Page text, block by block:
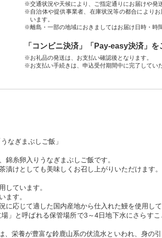
※交通状況や天候により、ご指定通りにお届けや発
※自治体や提供事業者、在庫状況等の都合により
います。
※離島・一部の地域におきましてはお届け日時・時
「コンビニ決済」「Pay-easy決済」
※お礼品の発送は、お支払い確認後となります。
※お支払い手続きは、申込受付期間中に完了してい
なぎまぶしご飯」
糸卵入りうなぎまぶしご飯です。
けとしても美味しくお召し上がりいただけます。
しています。
ます。
に応じて適した国内産地から仕入れた鰻を使用し
」と呼ばれる保管場所で3～4日地下水にさらす
栄養が豊富な鈴鹿山系の伏流水といわれ、身の